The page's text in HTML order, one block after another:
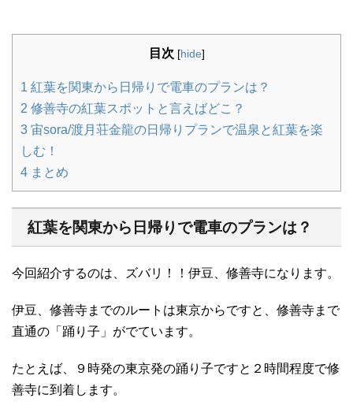
目次 [hide]
1 紅葉を関東から日帰りで電車のプランは？
2 修善寺の紅葉スポットと言えばどこ？
3 宙sora/渡月荘金龍の日帰りプランで温泉と紅葉を楽
しむ！
4 まとめ
紅葉を関東から日帰りで電車のプランは？
今回紹介するのは、ズバリ！！伊豆、修善寺になります。
伊豆、修善寺までのルートは東京からですと、修善寺まで
直通の「踊り子」がでています。
たとえば、９時発の東京発の踊り子ですと２時間程度で修
善寺に到着します。